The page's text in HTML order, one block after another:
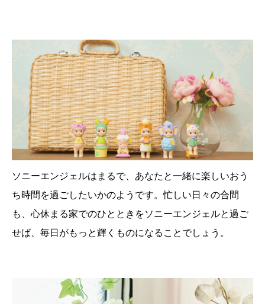
ソニーエンジェルはまるで、あなたと一緒に楽しいおう
ち時間を過ごしたいかのようです。忙しい日々の合間
も、心休まる家でのひとときをソニーエンジェルと過ご
せば、毎日がもっと輝くものになることでしょう。